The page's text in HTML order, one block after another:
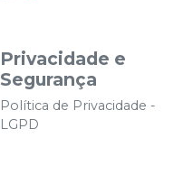
Privacidade e
Segurança
Política de Privacidade -
LGPD